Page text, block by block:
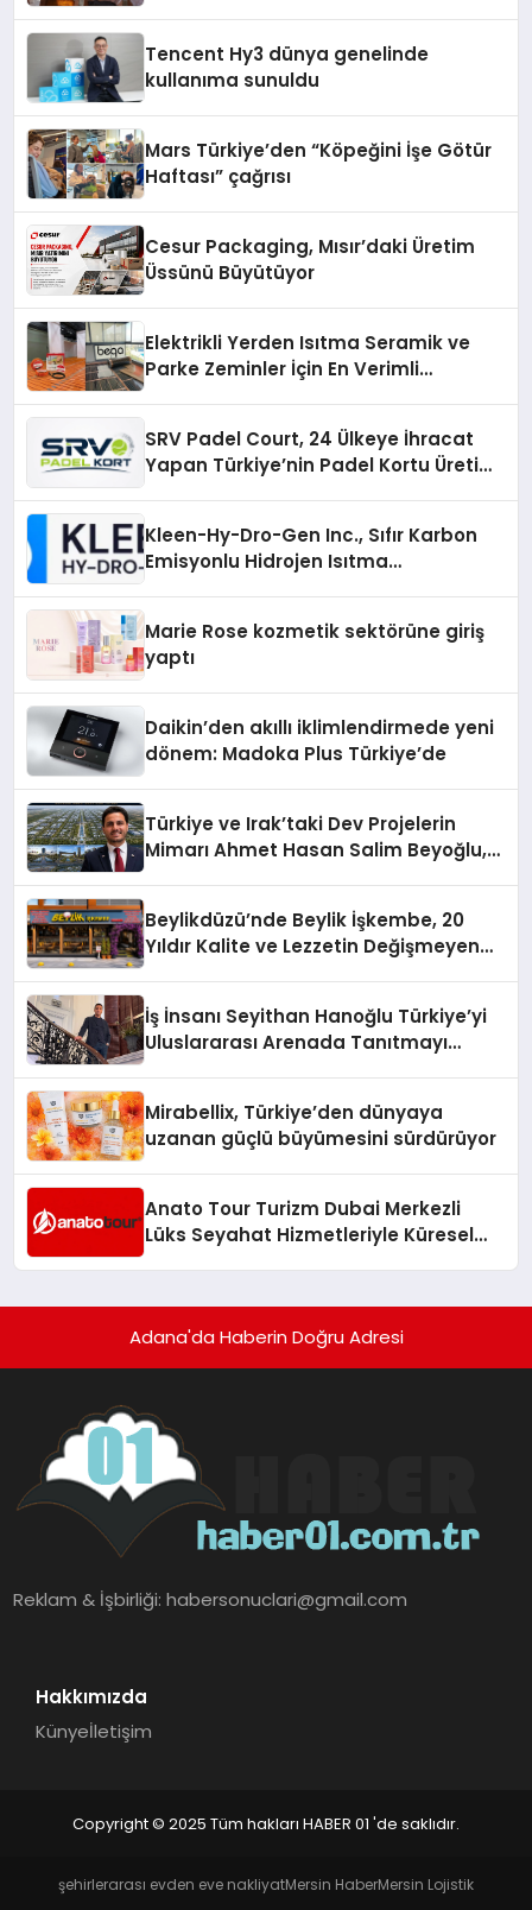
Tencent Hy3 dünya genelinde
kullanıma sunuldu
Mars Türkiye’den “Köpeğini İşe Götür
Haftası” çağrısı
Cesur Packaging, Mısır’daki Üretim
Üssünü Büyütüyor
Elektrikli Yerden Isıtma Seramik ve
Parke Zeminler İçin En Verimli
SRV Padel Court, 24 Ülkeye İhracat
Yapan Türkiye’nin Padel Kortu Üretim
Kleen-Hy-Dro-Gen Inc., Sıfır Karbon
Emisyonlu Hidrojen Isıtma
Marie Rose kozmetik sektörüne giriş
yaptı
Daikin’den akıllı iklimlendirmede yeni
dönem: Madoka Plus Türkiye’de
Türkiye ve Irak’taki Dev Projelerin
Mimarı Ahmet Hasan Salim Beyoğlu,
Hayata Geçirecek
Beylikdüzü’nde Beylik İşkembe, 20
Yıldır Kalite ve Lezzetin Değişmeyen
İş İnsanı Seyithan Hanoğlu Türkiye’yi
Uluslararası Arenada Tanıtmayı
Mirabellix, Türkiye’den dünyaya
uzanan güçlü büyümesini sürdürüyor
Anato Tour Turizm Dubai Merkezli
Lüks Seyahat Hizmetleriyle Küresel
Adana'da Haberin Doğru Adresi
Reklam & İşbirliği:habersonuclari@gmail.com
Hakkımızda
Künyeİletişim
Copyright © 2025 Tüm hakları HABER 01 'de saklıdır.
şehirlerarası evden eve nakliyatMersin HaberMersin Lojistik